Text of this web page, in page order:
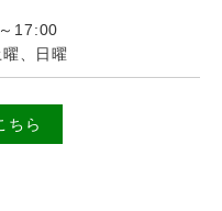
17:00
、日曜
ちら